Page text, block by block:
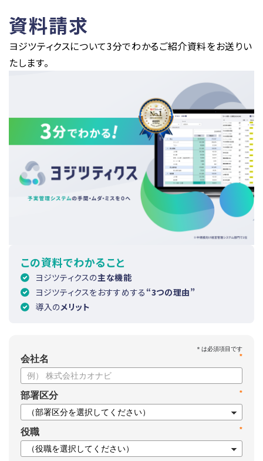
資料請求
ヨジツティクスについて3分でわかるご紹介資料をお送りい
たします。
この資料でわかること
ヨジツティクスの主な機能
ヨジツティクスをおすすめする “3つの理由”
導入のメリット
*
会社名
*
部署区分
*
役職